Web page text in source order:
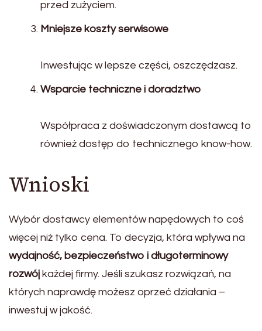
przed zużyciem.
Mniejsze koszty serwisowe
Inwestując w lepsze części, oszczędzasz.
Wsparcie techniczne i doradztwo
Współpraca z doświadczonym dostawcą to
również dostęp do technicznego know-how.
Wnioski
Wybór dostawcy elementów napędowych to coś
więcej niż tylko cena. To decyzja, która wpływa na
wydajność, bezpieczeństwo i długoterminowy
rozwój każdej firmy. Jeśli szukasz rozwiązań, na
których naprawdę możesz oprzeć działania –
inwestuj w jakość.